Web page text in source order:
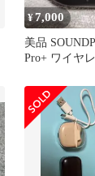
¥7,000
美品
Pro+ ワイヤ